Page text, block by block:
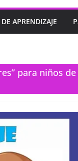
APRENDIZAJE
para niños de